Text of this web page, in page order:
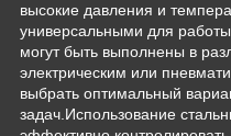
высокие давления и
универсальными для
могут быть выполнены в
электрическим или
выбрать оптимальный
задач.Использование